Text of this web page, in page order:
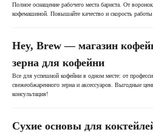
Полное оснащение рабочего места бариста. От
кофемашиной. Повышайте качество и скорость
Hey, Brew — магазин
зерна для кофейни
Все для успешной кофейни в одном месте: от
свежеобжаренного зерна и аксессуаров. Выгодные
консультация!
Сухие основы для